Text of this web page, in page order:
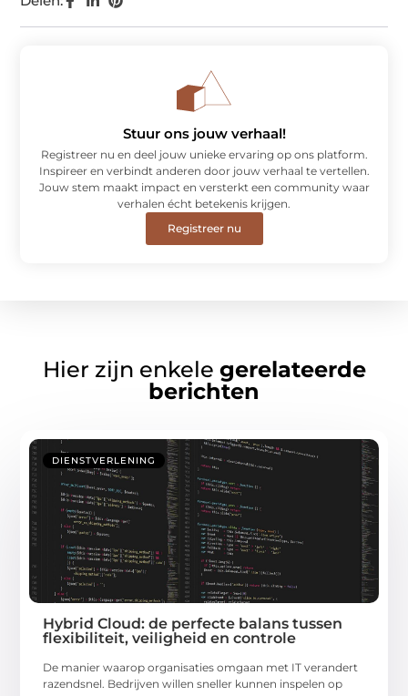
Stuur ons jouw verhaal!
Registreer nu en deel jouw unieke ervaring op ons platform.
Inspireer en verbindt anderen door jouw verhaal te vertellen.
Jouw stem maakt impact en versterkt een community waar
verhalen écht betekenis krijgen.
Registreer nu
Hier zijn enkele gerelateerde
berichten
DIENSTVERLENING
Hybrid Cloud: de perfecte balans tussen
flexibiliteit, veiligheid en controle
De manier waarop organisaties omgaan met IT verandert
razendsnel. Bedrijven willen sneller kunnen inspelen op